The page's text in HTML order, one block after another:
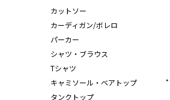
カットソー
カーディガン/ボレロ
パーカー
シャツ・ブラウス
Tシャツ
キャミソール・ベアトップ
タンクトップ